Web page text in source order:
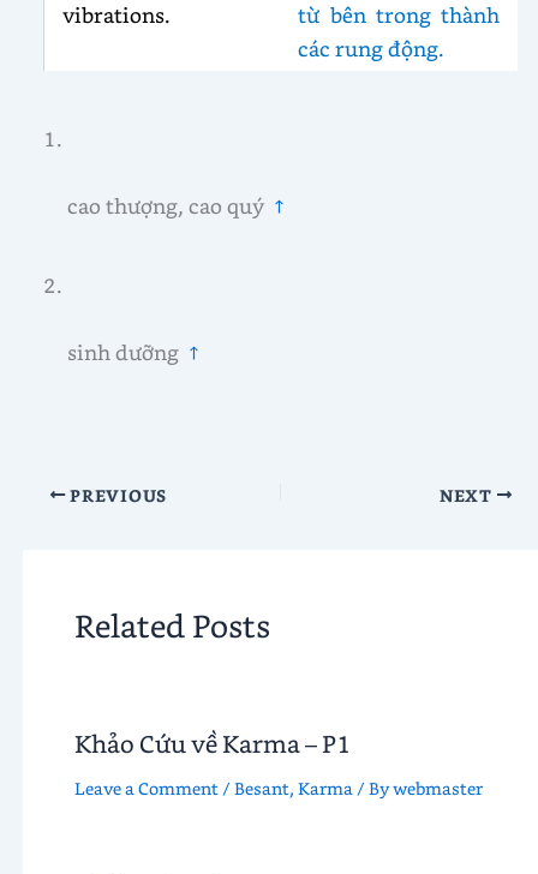
vibrations.
từ bên trong thành
các rung động.
cao thượng, cao quý ↑
sinh dưỡng ↑
PREVIOUS NEXT
Related Posts
Khảo Cứu về Karma – P1
Leave a Comment / Besant, Karma/ Bywebmaster